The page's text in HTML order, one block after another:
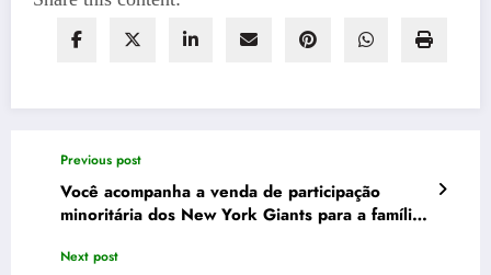
Previous post
Você acompanha a venda de participação
minoritária dos New York Giants para a família
Next post